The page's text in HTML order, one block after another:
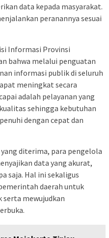
data kepada masyarakat.
peranannya sesuai
Informasi Provinsi
bahwa melalui penguatan
informasi publik di seluruh
meningkat secara
adalah pelayanan yang
sehingga kebutuhan
dengan cepat dan
diterima, para pengelola
data yang akurat,
saja. Hal ini sekaligus
daerah untuk
serta mewujudkan